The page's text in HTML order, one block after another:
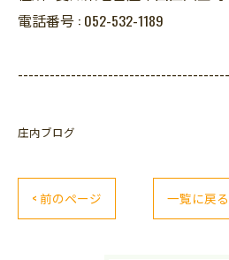
電話番号 : 052-532-1189
庄内ブログ
< 前のページ 一覧に戻る